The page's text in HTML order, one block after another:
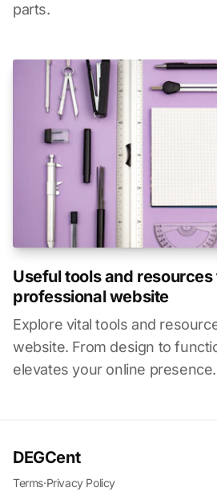
parts.
Useful tools and resources
professional website
Explore vital tools and
website. From design to
elevates your online presence.
DEGCent
Terms·Privacy Policy